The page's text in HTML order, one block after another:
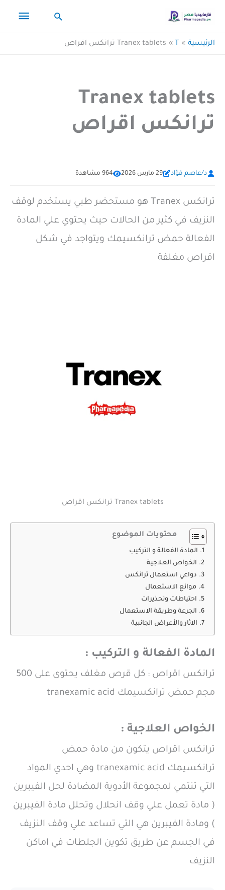
المحتوى
البحث
الرئيسية T Tranex tablets ترانكس اقراص
Tranex tablets
ترانكس اقراص
د/عاصم فؤاد 29 مارس 2026 964 مشاهدة
ترانكس Tranex هو مستحضر طبي يستخدم لوقف
النزيف في كثير من الحالات حيث يحتوي علي المادة
الفعالة حمض ترانكسيمك ويتواجد في شكل
اقراص مغلفة
Tranex tablets ترانكس اقراص
محتويات الموضوع
المادة الفعالة و التركيب
الخواص العلاجية
دواعي استعمال ترانكس
موانع الاستعمال
احتياطات وتحذيرات
الجرعة وطريقة الاستعمال
الاثار والأعراض الجانبية
المادة الفعالة و التركيب :
ترانكس اقراص : كل قرص مغلف يحتوى على 500
مجم حمض ترانكسيمك tranexamic acid
الخواص العلاجية :
ترانكس اقراص يتكون من مادة حمض
ترانكسيمك tranexamic acid وهي احدي المواد
التي تنتمي لمجموعة الأدوية المضادة لحل الفيبرين
( مادة تعمل علي وقف انحلال وتحلل مادة الفيبرين
) ومادة الفيبرين هي التي تساعد علي وقف النزيف
في الجسم عن طريق تكوين الجلطات في اماكن
النزيف